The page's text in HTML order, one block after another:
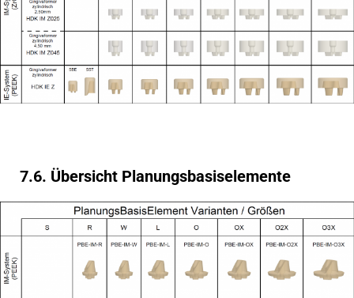
7.6. Übersicht Planungsbasiselemente